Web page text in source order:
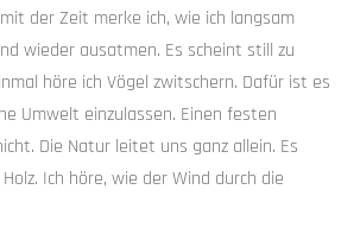
der Zeit merke ich, wie ich langsam
wieder ausatmen. Es scheint still zu
höre ich Vögel zwitschern. Dafür ist es
Umwelt einzulassen. Einen festen
Die Natur leitet uns ganz allein. Es
Ich höre, wie der Wind durch die